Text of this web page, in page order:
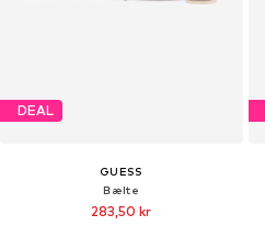
DEAL
GUESS
Bælte
283,50 kr